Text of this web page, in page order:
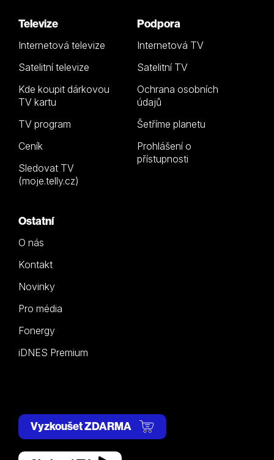
Televize
Internetová televize
Satelitní televize
Kde koupit dárkovou
TV kartu
TV program
Ceník
Sledovat TV
(moje.telly.cz)
Podpora
Internetová TV
Satelitní TV
Ochrana osobních
údajů
Šetříme planetu
Prohlášení o
přístupnosti
Ostatní
O nás
Kontakt
Novinky
Pro média
Fonergy
iDNES Premium
Vyzkoušet ZDARMA